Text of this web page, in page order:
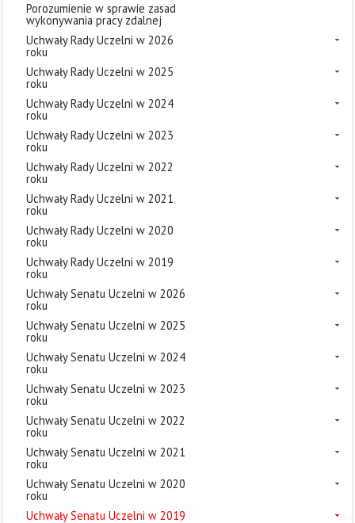
Porozumienie w sprawie zasad
wykonywania pracy zdalnej
Uchwały Rady Uczelni w 2026
roku
Uchwały Rady Uczelni w 2025
roku
Uchwały Rady Uczelni w 2024
roku
Uchwały Rady Uczelni w 2023
roku
Uchwały Rady Uczelni w 2022
roku
Uchwały Rady Uczelni w 2021
roku
Uchwały Rady Uczelni w 2020
roku
Uchwały Rady Uczelni w 2019
roku
Uchwały Senatu Uczelni w 2026
roku
Uchwały Senatu Uczelni w 2025
roku
Uchwały Senatu Uczelni w 2024
roku
Uchwały Senatu Uczelni w 2023
roku
Uchwały Senatu Uczelni w 2022
roku
Uchwały Senatu Uczelni w 2021
roku
Uchwały Senatu Uczelni w 2020
roku
Uchwały Senatu Uczelni w 2019